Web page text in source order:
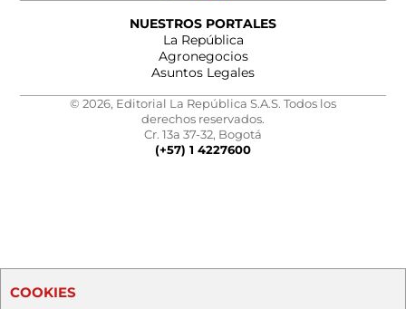
NUESTROS PORTALES
La República
Agronegocios
Asuntos Legales
© 2026, Editorial La República S.A.S. Todos los
derechos reservados.
Cr. 13a 37-32, Bogotá
(+57) 1 4227600
COOKIES